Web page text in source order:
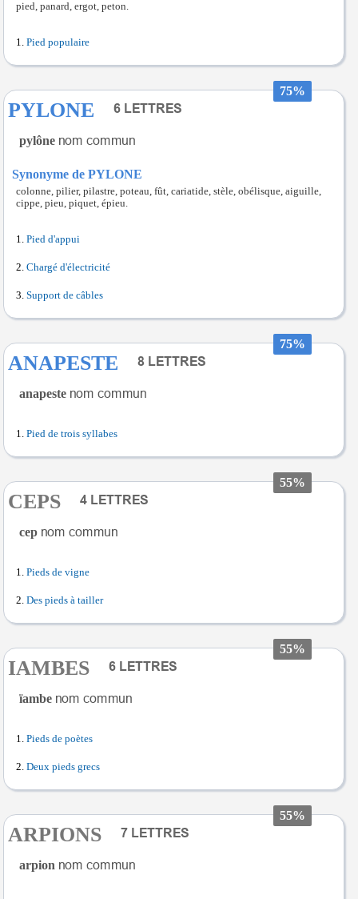
pied, panard, ergot, peton.
Pied populaire
75%
PYLONE
pylône
Synonyme de PYLONE
colonne, pilier, pilastre, poteau, fût, cariatide, stèle, obélisque, aiguille,
cippe, pieu, piquet, épieu.
Pied d'appui
Chargé d'électricité
Support de câbles
75%
ANAPESTE
anapeste
Pied de trois syllabes
55%
CEPS
cep
Pieds de vigne
Des pieds à tailler
55%
IAMBES
ïambe
Pieds de poètes
Deux pieds grecs
55%
ARPIONS
arpion